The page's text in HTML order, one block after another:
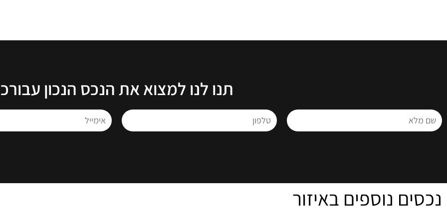
תנו לנו למצוא את הנכס הנכון
נכסים נוספים באיזור